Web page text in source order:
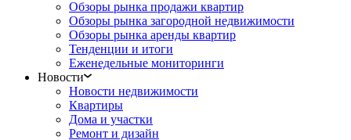
Обзоры рынка продажи квартир
Обзоры рынка загородной недвижимости
Обзоры рынка аренды квартир
Тенденции и итоги
Еженедельные мониторинги
Новости
Новости недвижимости
Квартиры
Дома и участки
Ремонт и дизайн